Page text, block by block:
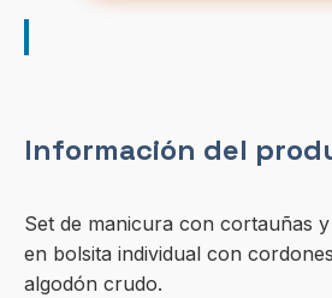
Información del
Set de manicura con cortauñas
en bolsita individual con
algodón crudo.